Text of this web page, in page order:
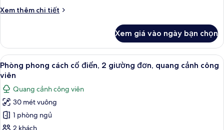
giường
quang
cảnh
công
viên
Xem thêm chi tiết
Chi
Phòng
phong
cách
cổ
giường
cỡ
king,
quang
Xem giá vào ngày bạn chọn
Xem
tất
cả
ảnh
Phòng
phong
Minibar, két bảo mật tại phòng, bàn
4
Phòng phong cách cổ điển, 2 giường đơn, quang cảnh công
viên
Quang cảnh công viên
30 mét vuông
1 phòng ngủ
2 khách